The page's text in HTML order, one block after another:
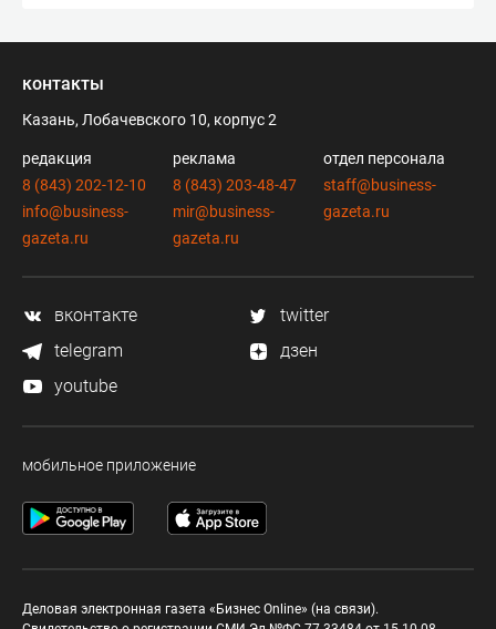
контакты
Казань, Лобачевского 10, корпус 2
редакция
8 (843) 202-12-10
info@business-
gazeta.ru
реклама
8 (843) 203-48-47
mir@business-
gazeta.ru
отдел персонала
staff@business-
gazeta.ru
вконтакте
twitter
telegram
дзен
youtube
мобильное приложение
Деловая электронная газета «Бизнес Online» (на связи).